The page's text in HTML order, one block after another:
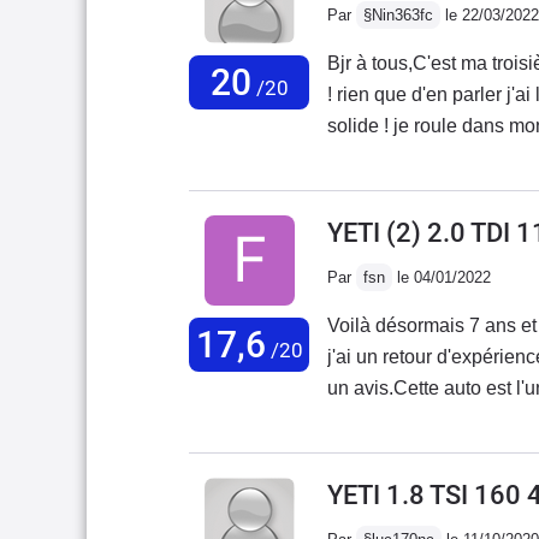
20 /20
Par §Nin363fc le 22/03/2022
Bjr à tous,C'est ma
! rien que d'en parler
solide ! je roule dans
personne âgée.J'ai
et bien là rien aucune
voiture, à tous ceux qui
aujourd'hui qu'ils
preuves.je ne vais pas
payer le prix fort en
son ces voitures
17,6 /20
YETI (2) 2.0 TDI
Par fsn le 04/01/2022
Voilà désormais 7 ans
j'ai un retour
un avis.Cette auto est
raison pour laquelle il
tord!!!!Non seulement il
YETI 1.8 TSI 160